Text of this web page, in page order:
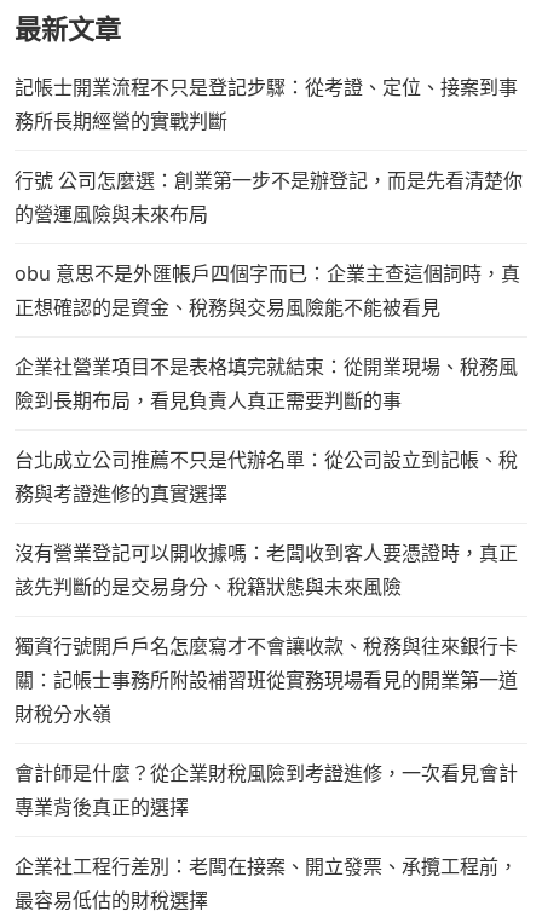
最新文章
記帳士開業流程不只是登記步驟：從考證、定位、接案到事
務所長期經營的實戰判斷
行號 公司怎麼選：創業第一步不是辦登記，而是先看清楚你
的營運風險與未來布局
obu 意思不是外匯帳戶四個字而已：企業主查這個詞時，真
正想確認的是資金、稅務與交易風險能不能被看見
企業社營業項目不是表格填完就結束：從開業現場、稅務風
險到長期布局，看見負責人真正需要判斷的事
台北成立公司推薦不只是代辦名單：從公司設立到記帳、稅
務與考證進修的真實選擇
沒有營業登記可以開收據嗎：老闆收到客人要憑證時，真正
該先判斷的是交易身分、稅籍狀態與未來風險
獨資行號開戶戶名怎麼寫才不會讓收款、稅務與往來銀行卡
關：記帳士事務所附設補習班從實務現場看見的開業第一道
財稅分水嶺
會計師是什麼？從企業財稅風險到考證進修，一次看見會計
專業背後真正的選擇
企業社工程行差別：老闆在接案、開立發票、承攬工程前，
最容易低估的財稅選擇